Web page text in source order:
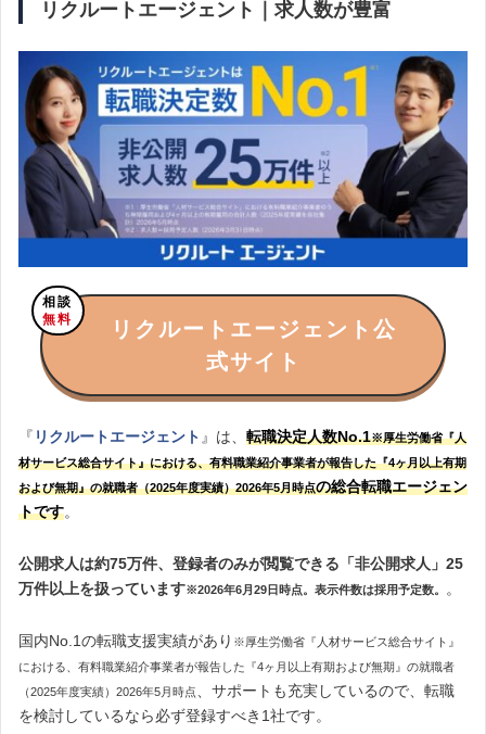
リクルートエージェント｜求人数が豊富
相談
無料
リクルートエージェント公
式サイト
『 リクルートエージェント 』は、 転職決定人数No.1※厚生労働省『人
材サービス総合サイト』における、有料職業紹介事業者が報告した『4ヶ月以上有期
および無期』の就職者（2025年度実績）2026年5月時点の総合転職エージェン
トです。
公開求人は約75万件、登録者のみが閲覧できる「非公開求人」25
万件以上を扱っています※2026年6月29日時点。表示件数は採用予定数。 。
国内No.1の転職支援実績があり ※厚生労働省『人材サービス総合サイト』
における、有料職業紹介事業者が報告した『4ヶ月以上有期および無期』の就職者
（2025年度実績）2026年5月時点
、サポートも充実しているので、転職
を検討しているなら必ず登録すべき1社です。